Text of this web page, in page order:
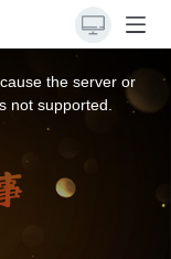
the server or
not supported.